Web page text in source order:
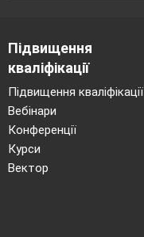
Підвищення
кваліфікації
Підвищення кваліфікації
Вебінари
Конференції
Курси
Вектор